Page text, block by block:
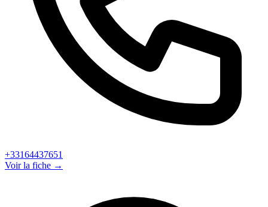
+33164437651
Voir la fiche →